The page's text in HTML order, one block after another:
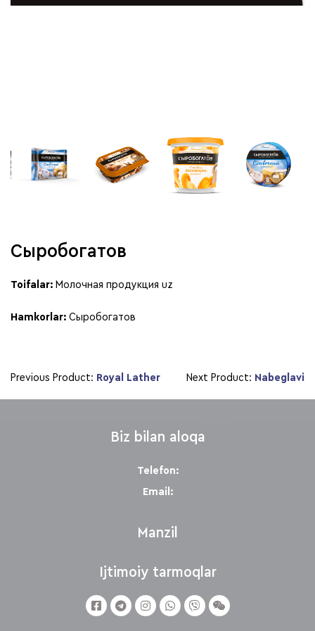
Сыробогатов
Toifalar: Молочная продукция uz
Hamkorlar: Сыробогатов
Previous Product: Royal Lather Next Product: Nabeglavi
Biz bilan aloqa
Telefon:
Email:
Manzil
Ijtimoiy tarmoqlar